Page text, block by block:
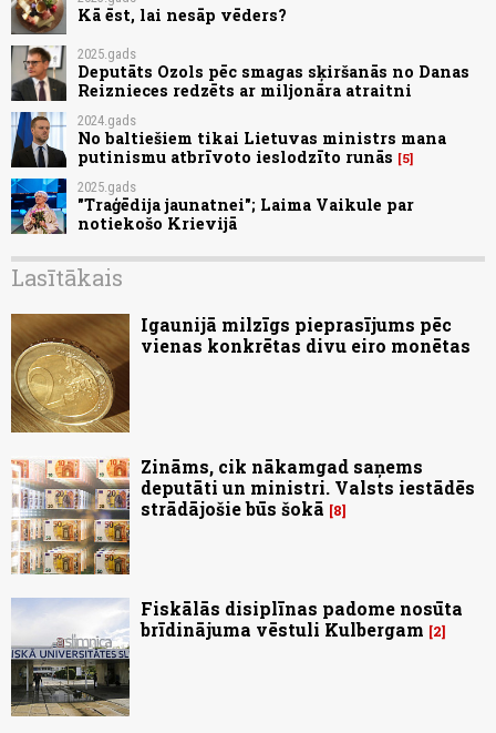
Kā ēst, lai nesāp vēders?
2025.gads
Deputāts Ozols pēc smagas sķiršanās no Danas
Reiznieces redzēts ar miljonāra atraitni
2024.gads
No baltiešiem tikai Lietuvas ministrs mana
putinismu atbrīvoto ieslodzīto runās
5
2025.gads
"Traģēdija jaunatnei"; Laima Vaikule par
notiekošo Krievijā
Lasītākais
Igaunijā milzīgs pieprasījums pēc
vienas konkrētas divu eiro monētas
Zināms, cik nākamgad saņems
deputāti un ministri. Valsts iestādēs
strādājošie būs šokā
8
Fiskālās disiplīnas padome nosūta
brīdinājuma vēstuli Kulbergam
2